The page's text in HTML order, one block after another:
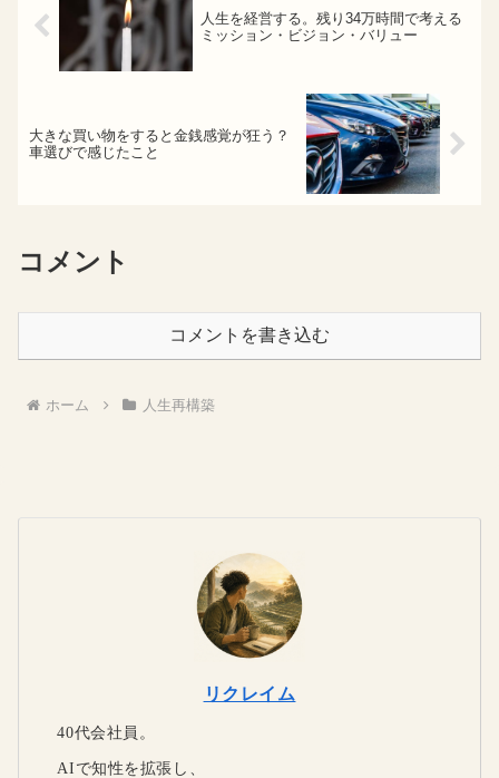
人生を経営する。残り34万時間で考える
ミッション・ビジョン・バリュー
大きな買い物をすると金銭感覚が狂う？
車選びで感じたこと
コメント
コメントを書き込む
ホーム 人生再構築
リクレイム
40代会社員。
AIで知性を拡張し、